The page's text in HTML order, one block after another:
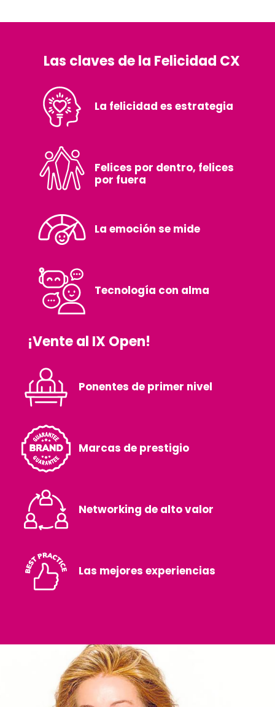
Las claves de la Felicidad CX
La felicidad es estrategia
Felices por dentro, felices
por fuera
La emoción se mide
Tecnología con alma
¡Vente al IX Open!
Ponentes de primer nivel
Marcas de prestigio
Networking de alto valor
Las mejores experiencias